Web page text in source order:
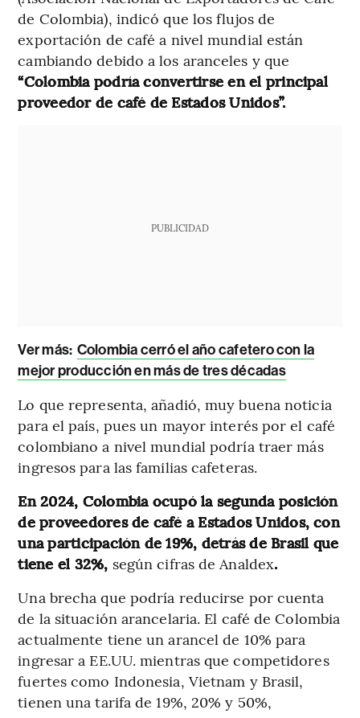
de Colombia), indicó que los flujos de
exportación de café a nivel mundial están
cambiando debido a los aranceles y que
“Colombia podría convertirse en el principal
proveedor de café de Estados Unidos”.
PUBLICIDAD
Ver más: Colombia cerró el año cafetero con la
mejor producción en más de tres décadas
Lo que representa, añadió, muy buena noticia
para el país, pues un mayor interés por el café
colombiano a nivel mundial podría traer más
ingresos para las familias cafeteras.
En 2024, Colombia ocupó la segunda posición
de proveedores de café a Estados Unidos, con
una participación de 19%, detrás de Brasil que
tiene el 32%, según cifras de Analdex.
Una brecha que podría reducirse por cuenta
de la situación arancelaria. El café de Colombia
actualmente tiene un arancel de 10% para
ingresar a EE.UU. mientras que competidores
fuertes como Indonesia, Vietnam y Brasil,
tienen una tarifa de 19%, 20% y 50%,